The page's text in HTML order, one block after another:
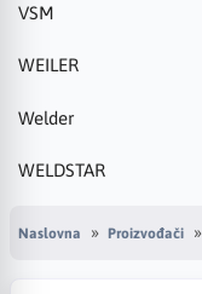
VSM
WEILER
Welder
WELDSTAR
Naslovna Proizvođači